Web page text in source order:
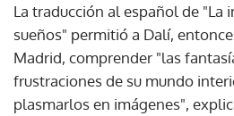
La traducción al español de "La
sueños" permitió a Dalí,
Madrid, comprender "las
frustraciones de su mundo
plasmarlos en imágenes",